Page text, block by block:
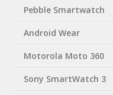
Pebble Smartwatch
Android Wear
Motorola Moto 360
Sony SmartWatch 3